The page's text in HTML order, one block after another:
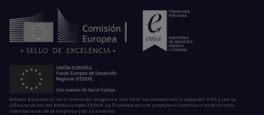
GoKoan Educatio SL en el marco del programa Icex Next, ha contado con el apoyo del ICEX y con la
cofinanciación del fondo europeo FEDER. La finalidad de este proyecto es contribuir al desarrollo
internacional de la empresa y de su entorno.